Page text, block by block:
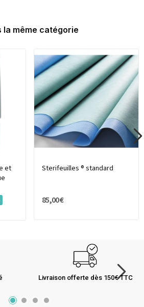
la même catégorie
et
Sterifeuilles ® standard
85,00 €
Livraison offerte dès 150€ TTC